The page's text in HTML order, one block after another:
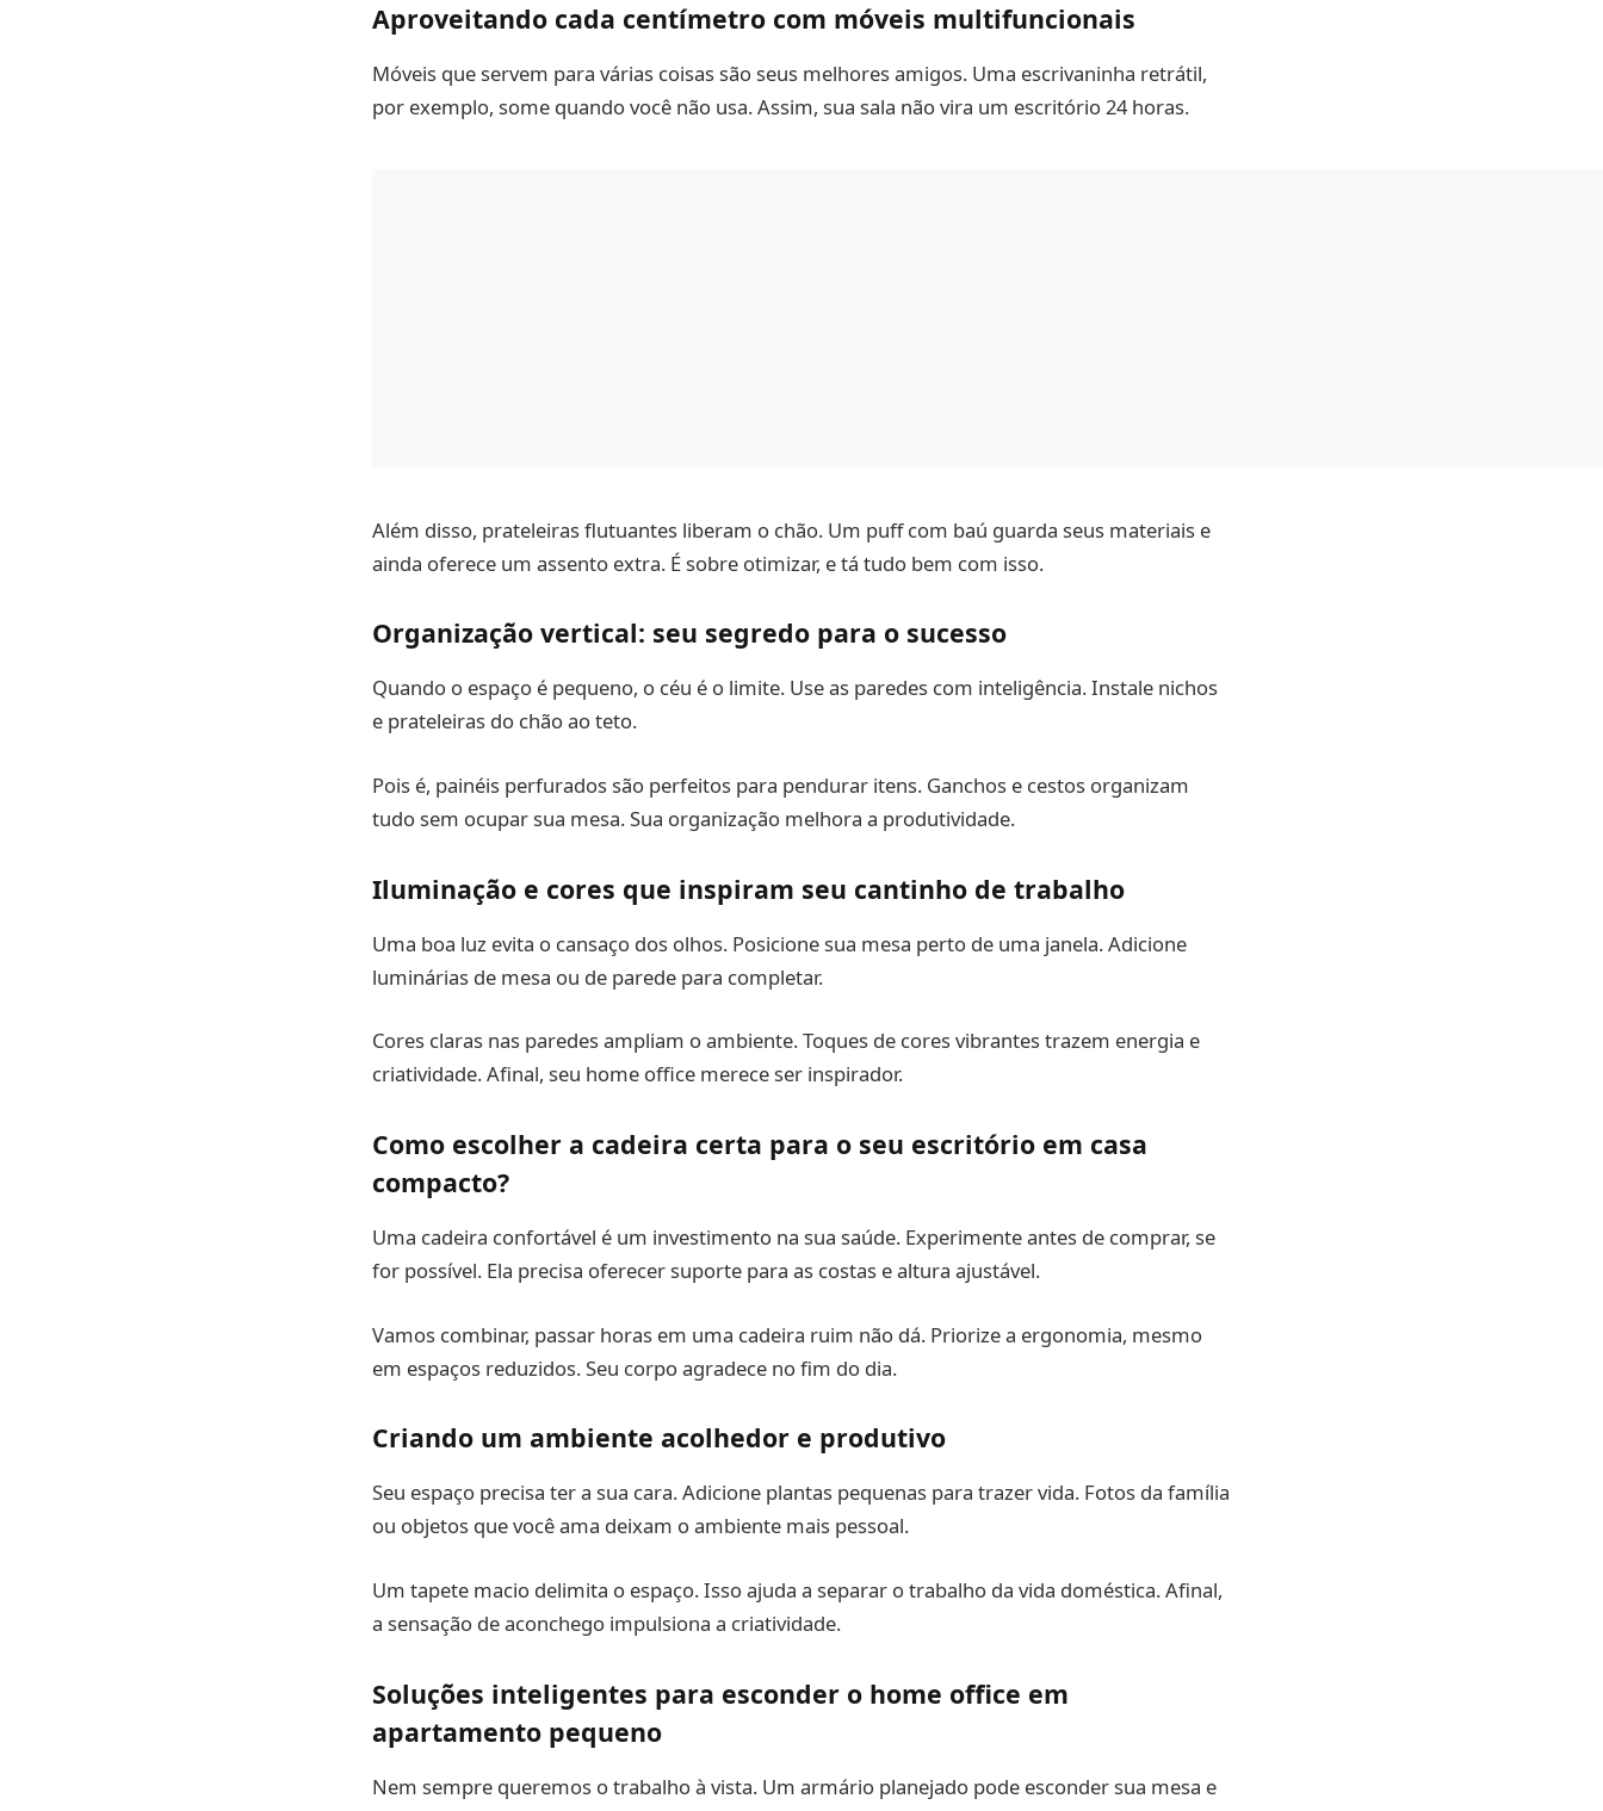
Aproveitando cada centímetro com móveis multifuncionais
Móveis que servem para várias coisas são seus melhores amigos. Uma escrivaninha retrátil,
por exemplo, some quando você não usa. Assim, sua sala não vira um escritório 24 horas.
Além disso, prateleiras flutuantes liberam o chão. Um puff com baú guarda seus materiais e
ainda oferece um assento extra. É sobre otimizar, e tá tudo bem com isso.
Organização vertical: seu segredo para o sucesso
Quando o espaço é pequeno, o céu é o limite. Use as paredes com inteligência. Instale nichos
e prateleiras do chão ao teto.
Pois é, painéis perfurados são perfeitos para pendurar itens. Ganchos e cestos organizam
tudo sem ocupar sua mesa. Sua organização melhora a produtividade.
Iluminação e cores que inspiram seu cantinho de trabalho
Uma boa luz evita o cansaço dos olhos. Posicione sua mesa perto de uma janela. Adicione
luminárias de mesa ou de parede para completar.
Cores claras nas paredes ampliam o ambiente. Toques de cores vibrantes trazem energia e
criatividade. Afinal, seu home office merece ser inspirador.
Como escolher a cadeira certa para o seu escritório em casa
compacto?
Uma cadeira confortável é um investimento na sua saúde. Experimente antes de comprar, se
for possível. Ela precisa oferecer suporte para as costas e altura ajustável.
Vamos combinar, passar horas em uma cadeira ruim não dá. Priorize a ergonomia, mesmo
em espaços reduzidos. Seu corpo agradece no fim do dia.
Criando um ambiente acolhedor e produtivo
Seu espaço precisa ter a sua cara. Adicione plantas pequenas para trazer vida. Fotos da família
ou objetos que você ama deixam o ambiente mais pessoal.
Um tapete macio delimita o espaço. Isso ajuda a separar o trabalho da vida doméstica. Afinal,
a sensação de aconchego impulsiona a criatividade.
Soluções inteligentes para esconder o home office em
apartamento pequeno
Nem sempre queremos o trabalho à vista. Um armário planejado pode esconder sua mesa e